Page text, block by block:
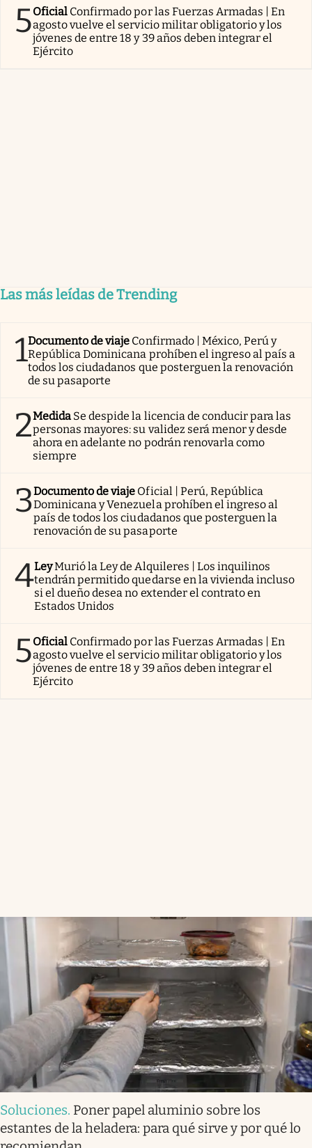
5Oficial Confirmado por las Fuerzas Armadas | En
agosto vuelve el servicio militar obligatorio y los
jóvenes de entre 18 y 39 años deben integrar el
Ejército
Las más leídas de Trending
1Documento de viaje Confirmado | México, Perú y
República Dominicana prohíben el ingreso al país a
todos los ciudadanos que posterguen la renovación
de su pasaporte
2Medida Se despide la licencia de conducir para las
personas mayores: su validez será menor y desde
ahora en adelante no podrán renovarla como
siempre
3Documento de viaje Oficial | Perú, República
Dominicana y Venezuela prohíben el ingreso al
país de todos los ciudadanos que posterguen la
renovación de su pasaporte
4LeyMurió la Ley de Alquileres | Los inquilinos
tendrán permitido quedarse en la vivienda incluso
si el dueño desea no extender el contrato en
Estados Unidos
5Oficial Confirmado por las Fuerzas Armadas | En
agosto vuelve el servicio militar obligatorio y los
jóvenes de entre 18 y 39 años deben integrar el
Ejército
Soluciones. Poner papel aluminio sobre los
estantes de la heladera: para qué sirve y por qué lo